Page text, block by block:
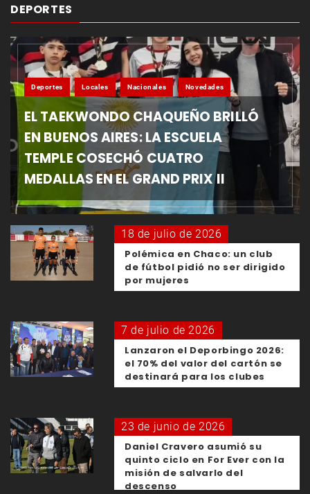
DEPORTES
Deportes Locales Nacionales Novedades
EL TAEKWONDO CHAQUEÑO BRILLÓ
EN BUENOS AIRES: LA ESCUELA
TEMPLE COSECHÓ CUATRO
MEDALLAS EN EL GRAND PRIX II
18 de julio de 2026
Polémica en Chaco: un club
de fútbol pidió no ser dirigido
por mujeres
7 de julio de 2026
Lanzaron el Deporbingo 2026:
el 70% del valor del cartón se
destinará para los clubes
23 de junio de 2026
Daniel Cravero asumió su
quinto ciclo en For Ever con la
misión de salvarlo del
descenso